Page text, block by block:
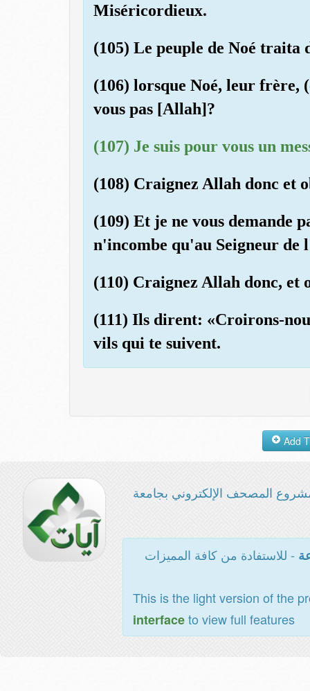
Miséricordieux.
(105) Le peuple de Noé traita
(106) lorsque Noé, leur
vous pas [Allah]?
(107) Je suis pour vous un
(108) Craignez Allah donc et
(109) Et je ne vous demande
n'incombe qu'au Seigneur de
(110) Craignez Allah donc, et
(111) Ils dirent: «Croirons-
vils qui te suivent.
المصحف الإلكتروني بجامعة
- للاستفادة من كافة المميزات
This is the light version of the
interfaceto view full features